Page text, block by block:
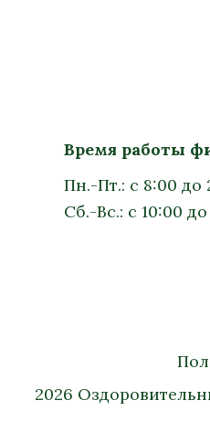
Время работы
Пн.-Пт.: с 8:00 до
Сб.-Вс.: с 10:00
2026